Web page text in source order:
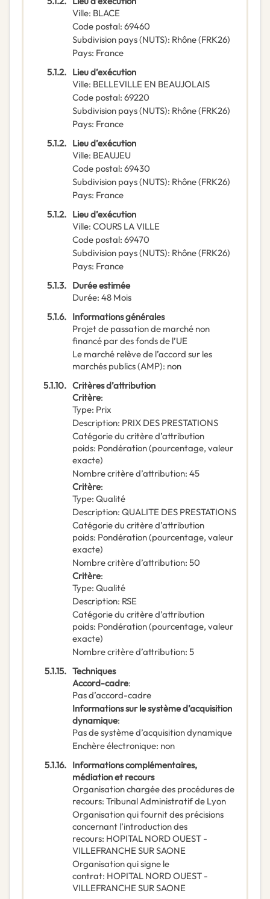
Ville: BLACE
Code postal: 69460
Subdivision pays (NUTS): Rhône(FRK26)
Pays: France
5.1.2. Lieu d’exécution
Ville: BELLEVILLE EN BEAUJOLAIS
Code postal: 69220
Subdivision pays (NUTS): Rhône(FRK26)
Pays: France
5.1.2. Lieu d’exécution
Ville: BEAUJEU
Code postal: 69430
Subdivision pays (NUTS): Rhône(FRK26)
Pays: France
5.1.2. Lieu d’exécution
Ville: COURS LA VILLE
Code postal: 69470
Subdivision pays (NUTS): Rhône(FRK26)
Pays: France
5.1.3. Durée estimée
Durée: 48 Mois
5.1.6. Informations générales
Projet de passation de marché non
financé par des fonds de l’UE
Le marché relève de l’accord sur les
marchés publics (AMP): non
5.1.10. Critères d’attribution
Critère:
Type: Prix
Description: PRIX DES PRESTATIONS
Catégorie du critère d’attribution
poids: Pondération (pourcentage, valeur
exacte)
Nombre critère d’attribution: 45
Critère:
Type: Qualité
Description: QUALITE DES PRESTATIONS
Catégorie du critère d’attribution
poids: Pondération (pourcentage, valeur
exacte)
Nombre critère d’attribution: 50
Critère:
Type: Qualité
Description: RSE
Catégorie du critère d’attribution
poids: Pondération (pourcentage, valeur
exacte)
Nombre critère d’attribution: 5
5.1.15. Techniques
Accord-cadre:
Pas d’accord-cadre
Informations sur le système d’acquisition
dynamique:
Pas de système d’acquisition dynamique
Enchère électronique: non
5.1.16. Informations complémentaires,
médiation et recours
Organisation chargée des procédures de
recours: Tribunal Administratif de Lyon
Organisation qui fournit des précisions
concernant l’introduction des
recours: HOPITAL NORD OUEST -
VILLEFRANCHE SUR SAONE
Organisation qui signe le
contrat: HOPITAL NORD OUEST -
VILLEFRANCHE SUR SAONE